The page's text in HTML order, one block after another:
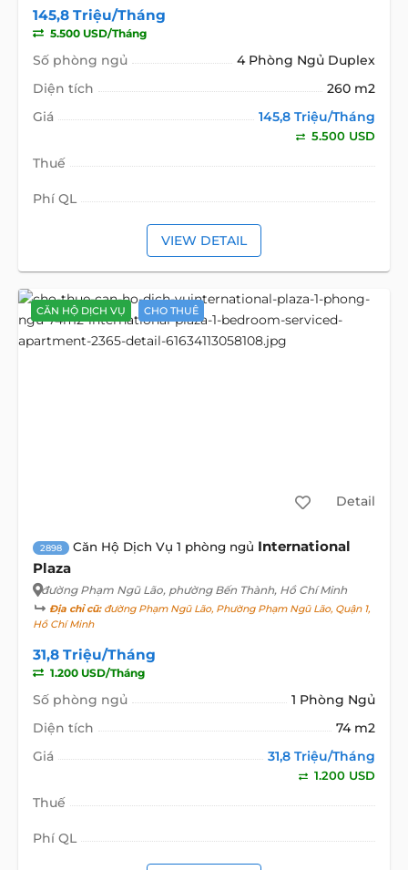
145,8 Triệu/Tháng
5.500 USD/Tháng
Số phòng ngủ
4 Phòng Ngủ Duplex
Diện tích
260 m2
Giá
145,8 Triệu/Tháng
5.500 USD
Thuế
Phí QL
VIEW DETAIL
CĂN HỘ DỊCH VỤ CHO THUÊ
Detail
2898 Căn Hộ Dịch Vụ 1 phòng ngủ International
Plaza
đường Phạm Ngũ Lão, phường Bến Thành, Hồ Chí Minh
Địa chỉ cũ:đường Phạm Ngũ Lão, Phường Phạm Ngũ Lão, Quận 1,
Hồ Chí Minh
31,8 Triệu/Tháng
1.200 USD/Tháng
Số phòng ngủ
1 Phòng Ngủ
Diện tích
74 m2
Giá
31,8 Triệu/Tháng
1.200 USD
Thuế
Phí QL